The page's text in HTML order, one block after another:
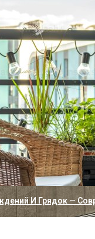
И Грядок —
7
В Мире
обучения
посёлок